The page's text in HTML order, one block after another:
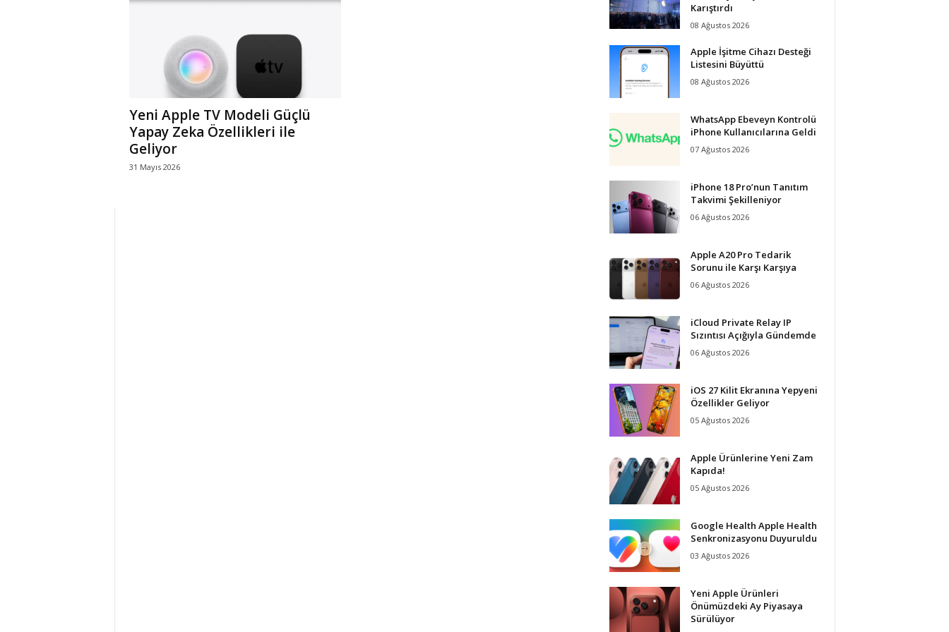
Yeni Apple TV Modeli Güçlü
Yapay Zeka Özellikleri ile
Geliyor
31 Mayıs 2026
Karıştırdı
08 Ağustos 2026
Apple İşitme Cihazı Desteği
Listesini Büyüttü
08 Ağustos 2026
WhatsApp Ebeveyn Kontrolü
iPhone Kullanıcılarına Geldi
07 Ağustos 2026
iPhone 18 Pro’nun Tanıtım
Takvimi Şekilleniyor
06 Ağustos 2026
Apple A20 Pro Tedarik
Sorunu ile Karşı Karşıya
06 Ağustos 2026
iCloud Private Relay IP
Sızıntısı Açığıyla Gündemde
06 Ağustos 2026
iOS 27 Kilit Ekranına Yepyeni
Özellikler Geliyor
05 Ağustos 2026
Apple Ürünlerine Yeni Zam
Kapıda!
05 Ağustos 2026
Google Health Apple Health
Senkronizasyonu Duyuruldu
03 Ağustos 2026
Yeni Apple Ürünleri
Önümüzdeki Ay Piyasaya
Sürülüyor